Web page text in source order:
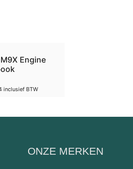
M9X Engine
inclusief BTW
ONZE MERKEN